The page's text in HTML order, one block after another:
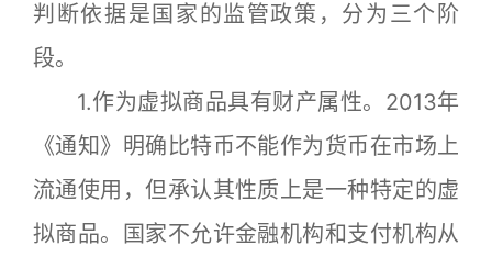
判断依据是国家的监管政策，分为三个阶
段。
1.作为虚拟商品具有财产属性。2013年
《通知》明确比特币不能作为货币在市场上
流通使用，但承认其性质上是一种特定的虚
拟商品。国家不允许金融机构和支付机构从